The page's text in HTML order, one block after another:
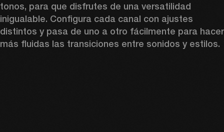
tonos, para que disfrutes de una versatilidad
inigualable. Configura cada canal con ajustes
distintos y pasa de uno a otro fácilmente para hacer
más fluidas las transiciones entre sonidos y estilos.